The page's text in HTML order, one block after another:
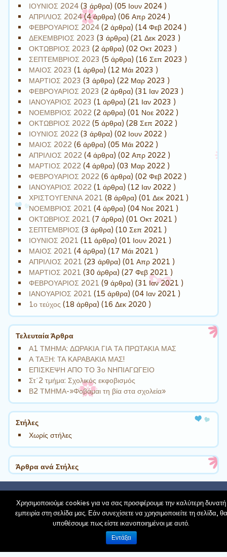
ΙΟΥΝΙΟΣ 2024 (3 άρθρα) (05 Ιουν 2024 )
ΑΠΡΙΛΙΟΣ 2024(4 άρθρα) (06 Απρ 2024 )
ΦΕΒΡΟΥΑΡΙΟΣ 2024 (2 άρθρα) (14 Φεβ 2024 )
ΔΕΚΕΜΒΡΙΟΣ 2023 (3 άρθρα) (21 Δεκ 2023 )
ΟΚΤΩΒΡΙΟΣ 2023 (2 άρθρα) (02 Οκτ 2023 )
ΣΕΠΤΕΜΒΡΙΟΣ 2023 (5 άρθρα) (16 Σεπ 2023 )
ΜΑΙΟΣ 2023 (1 άρθρα) (12 Μάι 2023 )
ΜΑΡΤΙΟΣ 2023 (3 άρθρα) (22 Μαρ 2023 )
ΦΕΒΡΟΥΑΡΙΟΣ 2023 (2 άρθρα) (31 Ιαν 2023 )
ΙΑΝΟΥΑΡΙΟΣ 2023 (1 άρθρα) (21 Ιαν 2023 )
ΝΟΕΜΒΡΙΟΣ 2022 (2 άρθρα) (01 Νοε 2022 )
ΟΚΤΩΒΡΙΟΣ 2022 (5 άρθρα) (28 Σεπ 2022 )
ΙΟΥΝΙΟΣ 2022 (3 άρθρα) (02 Ιουν 2022 )
ΜΑΙΟΣ 2022 (6 άρθρα) (05 Μάι 2022 )
ΑΠΡΙΛΙΟΣ 2022 (4 άρθρα) (02 Απρ 2022 )
ΜΑΡΤΙΟΣ 2022 (4 άρθρα) (03 Μαρ 2022 )
ΦΕΒΡΟΥΑΡΙΟΣ 2022 (6 άρθρα) (02 Φεβ 2022 )
ΙΑΝΟΥΑΡΙΟΣ 2022 (1 άρθρα) (12 Ιαν 2022 )
ΧΡΙΣΤΟΥΓΕΝΝΑ 2021 (8 άρθρα) (01 Δεκ 2021 )
ΝΟΕΜΒΡΙΟΣ 2021 (4 άρθρα) (04 Νοε 2021 )
ΟΚΤΩΒΡΙΟΣ 2021 (7 άρθρα) (01 Οκτ 2021 )
ΣΕΠΤΕΜΒΡΙΟΣ (3 άρθρα) (10 Σεπ 2021 )
ΙΟΥΝΙΟΣ 2021 (11 άρθρα) (01 Ιουν 2021 )
ΜΑΙΟΣ 2021 (4 άρθρα) (17 Μάι 2021 )
ΑΠΡΙΛΙΟΣ 2021 (23 άρθρα) (01 Απρ 2021 )
ΜΑΡΤΙΟΣ 2021 (30 άρθρα) (27 Φεβ 2021 )
ΦΕΒΡΟΥΑΡΙΟΣ 2021 (9 άρθρα) (31 Ιαν 2021 )
ΙΑΝΟΥΑΡΙΟΣ 2021 (15 άρθρα) (04 Ιαν 2021 )
1ο τεύχος (18 άρθρα) (16 Δεκ 2020 )
Τελευταία Άρθρα
Α1 ΤΜΗΜΑ: ΔΩΡΑΚΙΑ ΓΙΑ ΤΑ ΠΡΩΤΑΚΙΑ ΜΑΣ
Α ΤΑΞΗ: ΤΑ ΚΑΡΑΒΑΚΙΑ ΜΑΣ!
ΕΠΙΣΚΕΨΗ ΑΠΟ ΤΟ 3ο ΝΗΠΙΑΓΩΓΕΙΟ
Στ΄2 τμήμα: Σχολικός εκφοβισμός
Β2 ΤΜΗΜΑ-»Φοβάμαι τη βία στα σχολεία»
Στήλες
Χωρίς στήλες
Άρθρα ανά Στήλες
Back to top
Όροι Χρήσης schoolpress.sch.gr
Χρησιμοποιούμε cookies για να σας προσφέρουμε την καλύτερη δυνατή
εμπειρία στη σελίδα μας. Εάν συνεχίσετε να χρησιμοποιείτε τη σελίδα, θα
υποθέσουμε πως είστε ικανοποιημένοι με αυτό.
Εντάξει